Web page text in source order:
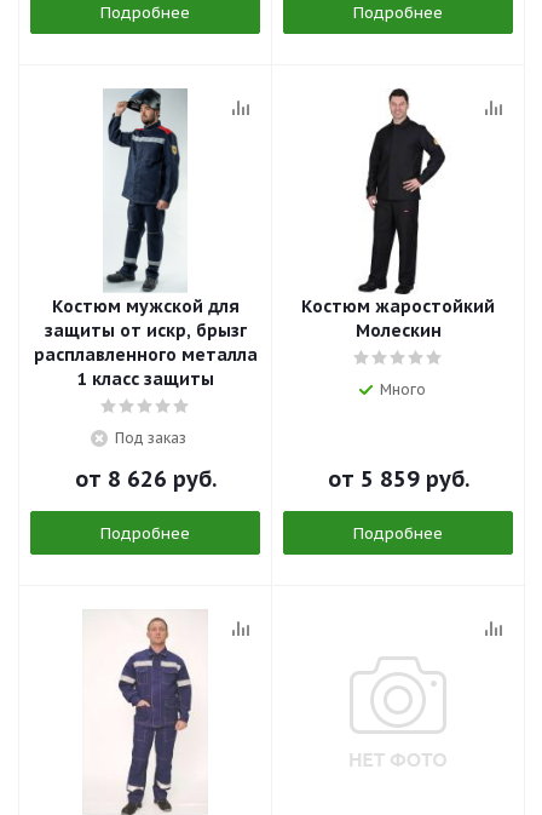
Подробнее Подробнее
Костюм мужской для
защиты от искр, брызг
расплавленного металла
1 класс защиты
Под заказ
от 8 626 руб.
Подробнее
Костюм жаростойкий
Молескин
Много
от 5 859 руб.
Подробнее